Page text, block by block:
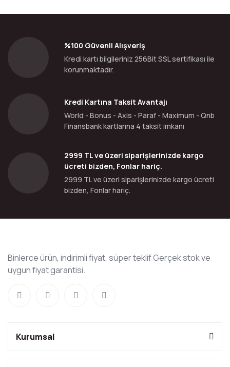
%100 Güvenli Alışveriş
Kredi kartı bilgileriniz 256Bit SSL sertifikası ile
korunmaktadır.
Kredi Kartına Taksit Avantajı
World - Bonus - Axis - Paraf - Maximum - Qnb
Finansbank kartlarına 4 taksit imkanı
2999 TL ve üzeri siparişlerinizde kargo
ücreti bizden, Fonlar hariç.
2999 TL ve üzeri siparişlerinizde kargo ücreti
bizden, Fonlar hariç.
Binlerce ürün, indirimli fiyat, süper teklif Gerçek stok ve
uygun fiyat garantisi.
Kurumsal